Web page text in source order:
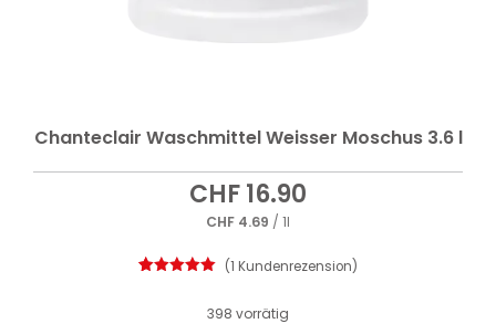
Chanteclair Waschmittel Weisser Moschus 3.6 l
CHF16.90
CHF 4.69 / 1l
(1 Kundenrezension)
398 vorrätig